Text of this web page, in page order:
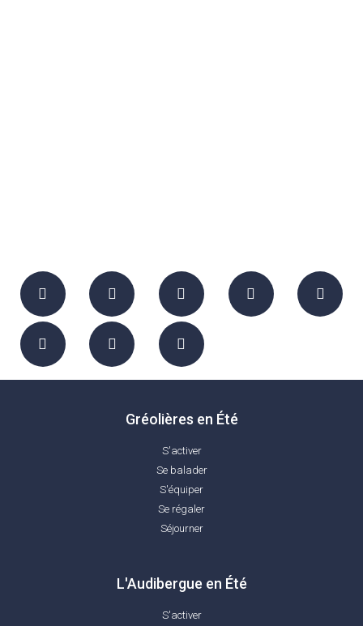
Gréolières en Été
S'activer
Se balader
S'équiper
Se régaler
Séjourner
L'Audibergue en Été
S'activer